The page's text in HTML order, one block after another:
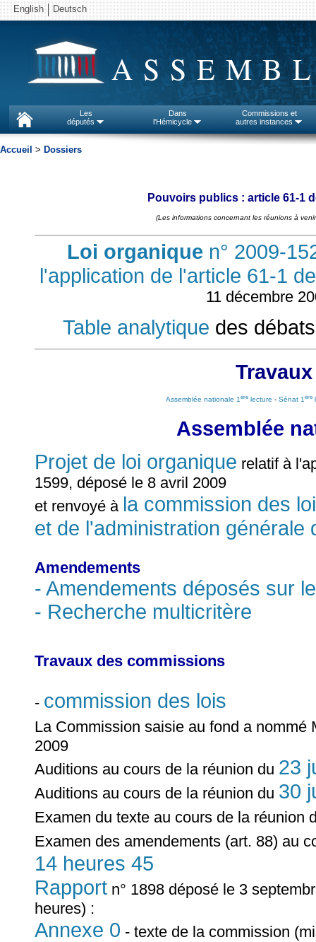
English Deutsch
Les
députés
Dans
l'Hémicycle
Commissions et
autres instances
Accueil > Dossiers
Pouvoirs publics : article 61-1
(Les informations concernant les réunions à
Loi organique n° 2009-
l'application de l'article 61-1
11 décembre
Table analytique des
Assemblée nationale 1ère lecture - Sénat 1ère
Assemblée
Projet de loi organique relatif à
1599, déposé le 8 avril 2009
et renvoyé à la commission des
et de l'administration générale
Amendements
- Amendements déposés sur
- Recherche multicritère
Travaux des commissions
- commission des lois
La Commission saisie au fond a nommé
2009
Auditions au cours de la réunion du 23
Auditions au cours de la réunion du 30
Examen du texte au cours de la réunion
Examen des amendements (art. 88) au
14 heures 45
Rapport n° 1898 déposé le 3
heures) :
Annexe 0 - texte de la commission